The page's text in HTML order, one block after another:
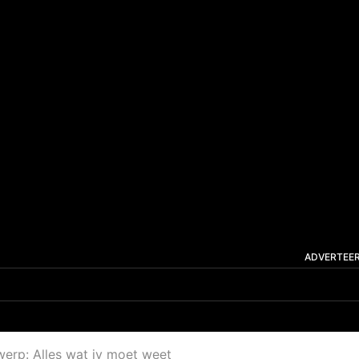
Alles wat jy moet weet